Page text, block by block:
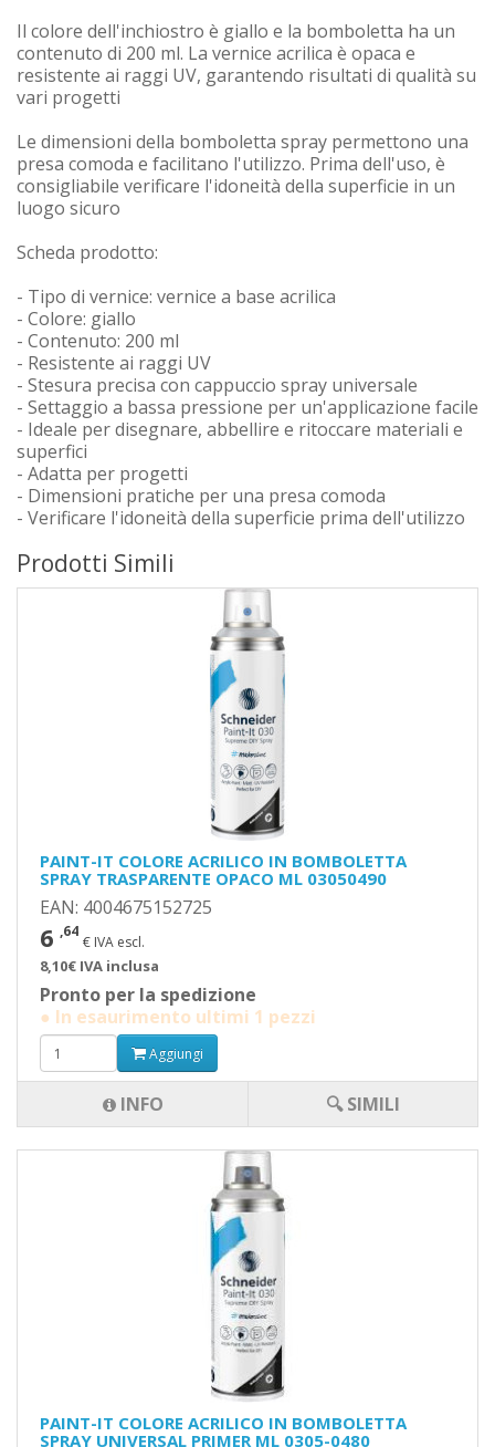
Il colore dell'inchiostro è giallo e la bomboletta ha un
contenuto di 200 ml. La vernice acrilica è opaca e
resistente ai raggi UV, garantendo risultati di qualità su
vari progetti
Le dimensioni della bomboletta spray permettono una
presa comoda e facilitano l'utilizzo. Prima dell'uso, è
consigliabile verificare l'idoneità della superficie in un
luogo sicuro
Scheda prodotto:
- Tipo di vernice: vernice a base acrilica
- Colore: giallo
- Contenuto: 200 ml
- Resistente ai raggi UV
- Stesura precisa con cappuccio spray universale
- Settaggio a bassa pressione per un'applicazione facile
- Ideale per disegnare, abbellire e ritoccare materiali e
superfici
- Adatta per progetti
- Dimensioni pratiche per una presa comoda
- Verificare l'idoneità della superficie prima dell'utilizzo
Prodotti Simili
PAINT-IT COLORE ACRILICO IN BOMBOLETTA
SPRAY TRASPARENTE OPACO ML 03050490
EAN: 4004675152725
6 ,64
€ IVA escl.
8,10€ IVA inclusa
Pronto per la spedizione
● In esaurimento ultimi 1 pezzi
Aggiungi
INFO 🔍 SIMILI
PAINT-IT COLORE ACRILICO IN BOMBOLETTA
SPRAY UNIVERSAL PRIMER ML 0305-0480